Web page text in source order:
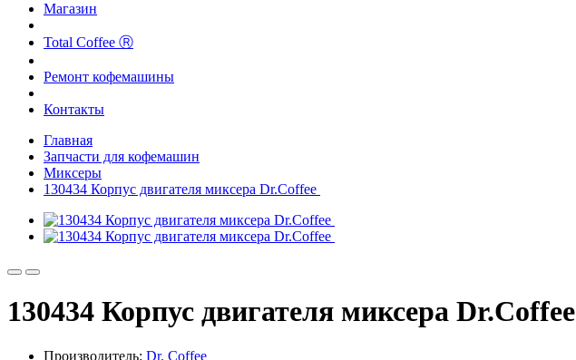
Магазин
Total Coffee Ⓡ
Ремонт кофемашины
Контакты
Главная
Запчасти для кофемашин
Миксеры
130434 Корпус двигателя миксера Dr.Coffee
130434 Корпус двигателя миксера Dr.Coffee
Производитель: Dr. Coffee